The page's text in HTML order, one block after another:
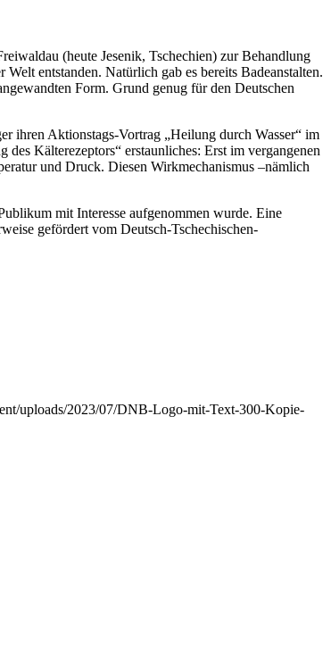
(heute Jesenik, Tschechien) zur Behandlung
entstanden. Natürlich gab es bereits Badeanstalten.
Form. Grund genug für den Deutschen
ihren Aktionstags-Vortrag „Heilung durch Wasser“ im
Kälterezeptors“ erstaunliches: Erst im vergangenen
und Druck. Diesen Wirkmechanismus –nämlich
mit Interesse aufgenommen wurde. Eine
gefördert vom Deutsch-Tschechischen-
uploads/2023/07/DNB-Logo-mit-Text-300-Kopie-